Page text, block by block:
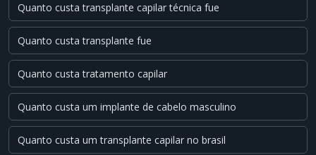
Quanto custa transplante capilar técnica fue
Quanto custa transplante fue
Quanto custa tratamento capilar
Quanto custa um implante de cabelo masculino
Quanto custa um transplante capilar no brasil